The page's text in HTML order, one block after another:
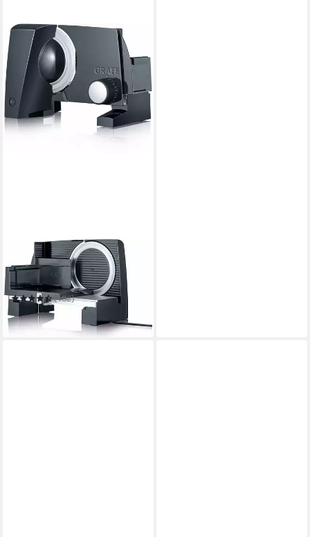
GRAEF
Allesschneider SLICED
KITCHEN SKS S10002
(182)
ab 139,70 €
in 2-3 Werktagen bei dir